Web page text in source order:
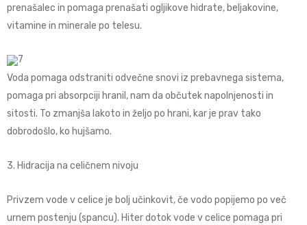
prenašalec in pomaga prenašati ogljikove hidrate, beljakovine,
vitamine in minerale po telesu.
Voda pomaga odstraniti odvečne snovi iz prebavnega sistema,
pomaga pri absorpciji hranil, nam da občutek napolnjenosti in
sitosti. To zmanjša lakoto in željo po hrani, kar je prav tako
dobrodošlo, ko hujšamo.
3. Hidracija na celičnem nivoju
Privzem vode v celice je bolj učinkovit, če vodo popijemo po več
urnem postenju (spancu). Hiter dotok vode v celice pomaga pri